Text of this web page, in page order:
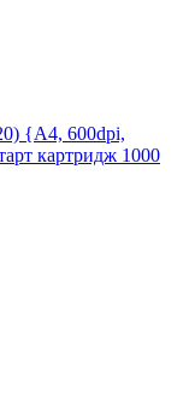
{A4, 600dpi,
картридж 1000